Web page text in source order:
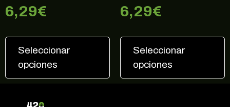
6,29€
Seleccionar
opciones
6,29€
Seleccionar
opciones